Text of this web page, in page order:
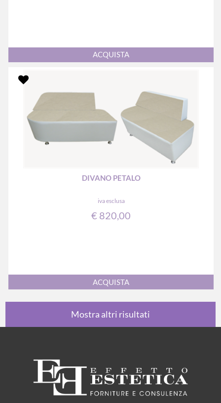
Quantità
ACQUISTA
DIVANO PETALO
iva esclusa
€ 820,00
Quantità
ACQUISTA
Mostra altri risultati